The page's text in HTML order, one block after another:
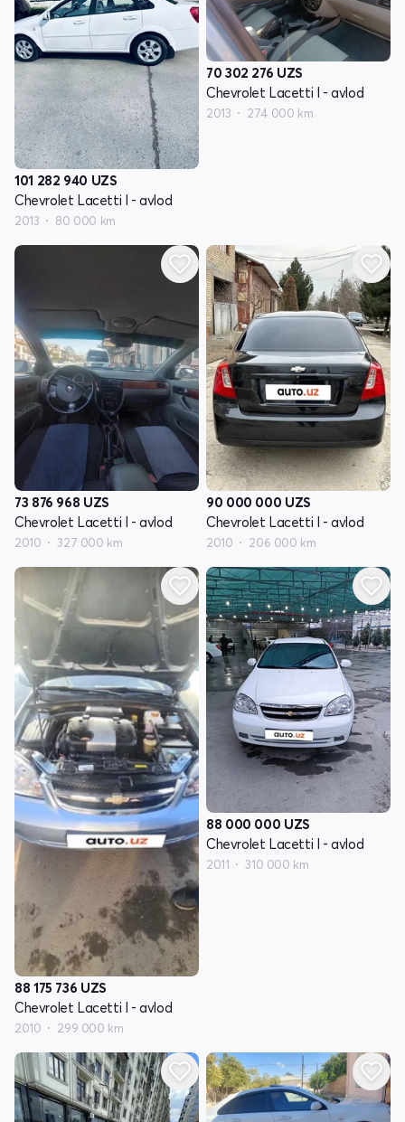
101 282 940 UZS
Chevrolet Lacetti I - avlod
2013 80 000 km
70 302 276 UZS
Chevrolet Lacetti I - avlod
2013 274 000 km
73 876 968 UZS
Chevrolet Lacetti I - avlod
2010 327 000 km
90 000 000 UZS
Chevrolet Lacetti I - avlod
2010 206 000 km
88 175 736 UZS
Chevrolet Lacetti I - avlod
2010 299 000 km
88 000 000 UZS
Chevrolet Lacetti I - avlod
2011 310 000 km